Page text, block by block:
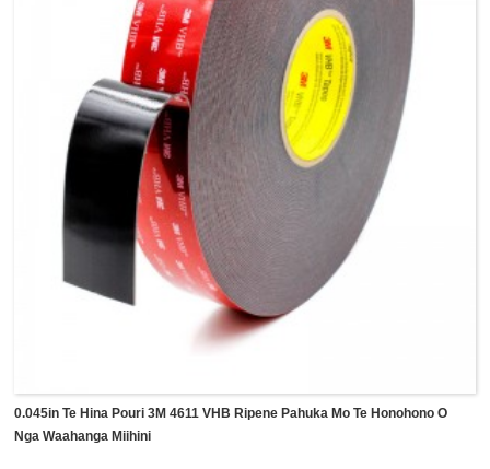
wa e pa ana ki waho, ki te kino ranei o te rangi.Ka taea e ia
te whakakapi i nga mahi o te kapia wai, rivets, wiri me nga
weld i roto i nga momo mahi whakangao penei i te
whakapuru taonga whakapaipai, te honohono o nga
waahanga cechanism, te huihuinga motuka motuka, te
whakaurunga matapihi me nga tatau me te huihuinga
Whakaaturanga LCD hiko etc.
0.045in Te Hina Pouri 3M 4611 VHB Ripene Pahuka Mo Te Honohono O
Nga Waahanga Miihini